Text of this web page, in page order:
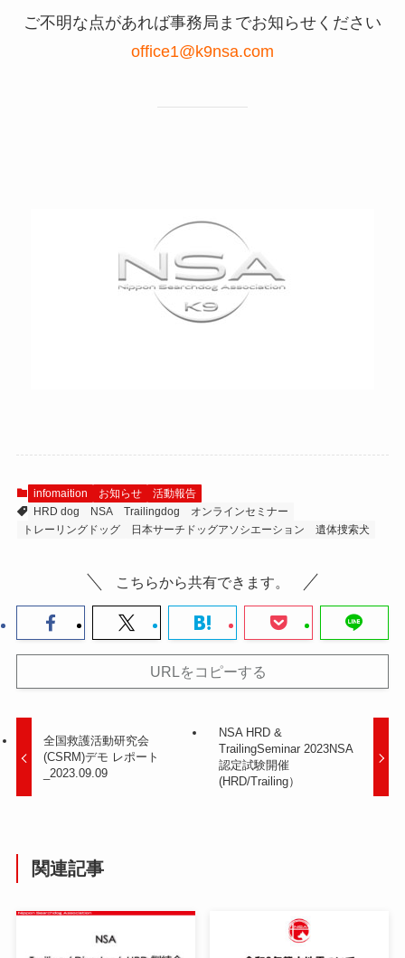
ご不明な点があれば事務局までお知らせください
office1@k9nsa.com
infomaition お知らせ
活動報告
HRD dog
NSA Trailingdog
オンラインセミナー
トレーリングドッグ
日本サーチドッグアソシエーション 遺体捜索犬
こちらから共有できます。
URLをコピーする
全国救護活動研究会
(CSRM)デモ レポート
_2023.09.09
NSA HRD &
TrailingSeminar 2023NSA
認定試験開催
(HRD/Trailing）
関連記事